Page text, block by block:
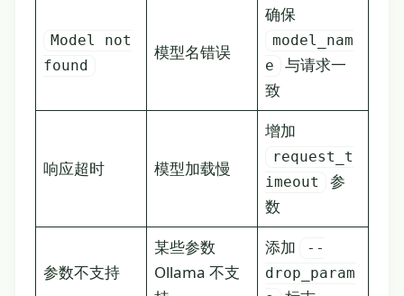
Model not
found
模型名错误
确保
model_nam
e
与请求一
致
响应超时 模型加载慢
增加
request_t
imeout
参
数
参数不支持
某些参数
Ollama 不支
添加
--
drop_param